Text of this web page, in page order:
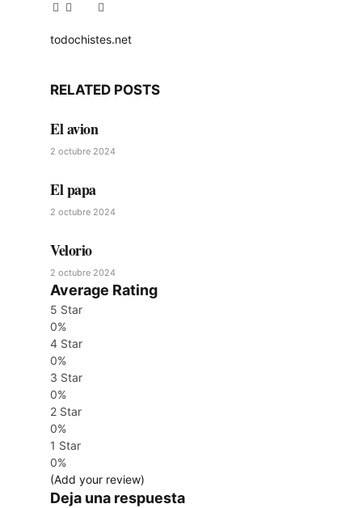
Facebook
Twitter
Pinterest
LinkedIn
Tumblr
Email
todochistes.net
RELATED POSTS
El avion
2 octubre 2024
El papa
2 octubre 2024
Velorio
2 octubre 2024
Average Rating
5 Star
0%
4 Star
0%
3 Star
0%
2 Star
0%
1 Star
0%
(Add your review)
Deja una respuesta